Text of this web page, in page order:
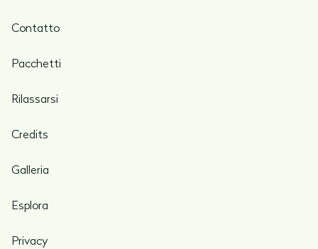
Contatto
Pacchetti
Rilassarsi
Credits
Galleria
Esplora
Privacy